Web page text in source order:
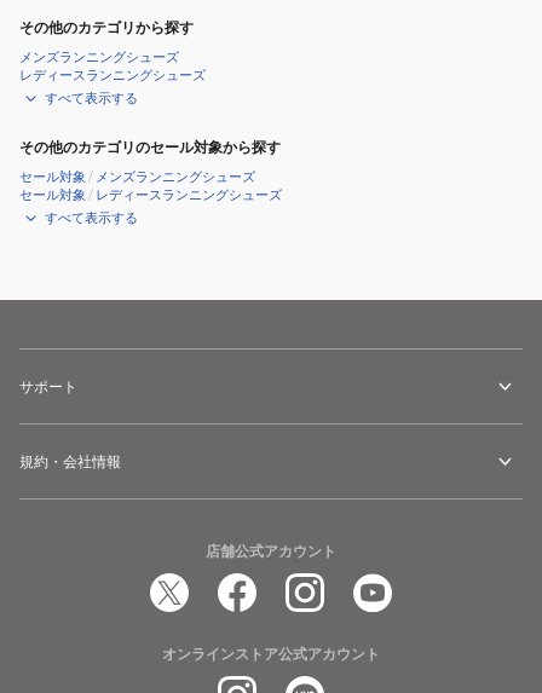
その他のカテゴリから探す
メンズランニングシューズ
レディースランニングシューズ
すべて表示する
その他のカテゴリのセール対象から探す
セール対象 / メンズランニングシューズ
セール対象 / レディースランニングシューズ
すべて表示する
サポート
規約・会社情報
店舗公式アカウント
オンラインストア公式アカウント